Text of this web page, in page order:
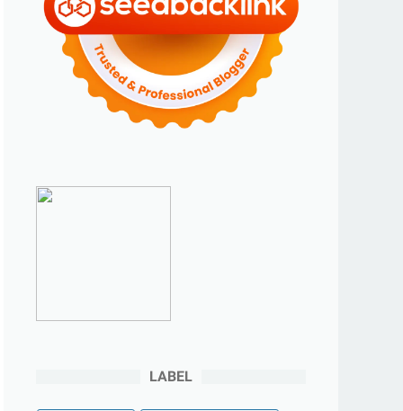
►2023(70)
►Desember 2023(5)
►November 2023
(6)
►Oktober 2023(6)
September 2023(4)
LABEL